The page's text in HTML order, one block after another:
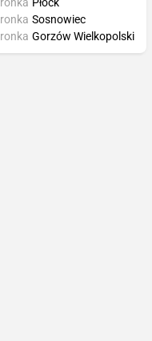
Sosnowiec
Gorzów Wielkopolski